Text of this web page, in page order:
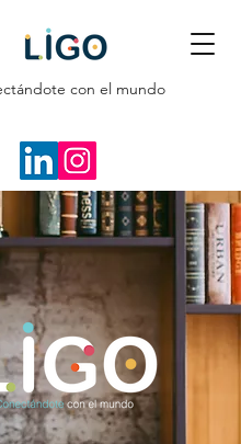
con el mundo